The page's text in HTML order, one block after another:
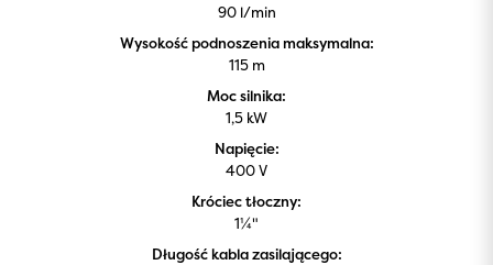
90 l/min
Wysokość podnoszenia maksymalna:
115 m
Moc silnika:
1,5 kW
Napięcie:
400 V
Króciec tłoczny:
1¼"
Długość kabla zasilającego: